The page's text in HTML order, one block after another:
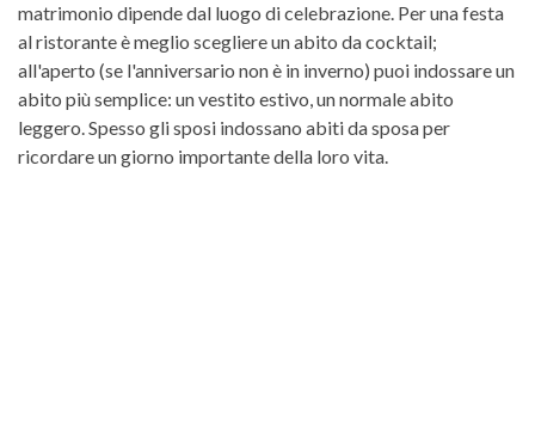
matrimonio dipende dal luogo di celebrazione. Per una festa
al ristorante è meglio scegliere un abito da cocktail;
all'aperto (se l'anniversario non è in inverno) puoi indossare un
abito più semplice: un vestito estivo, un normale abito
leggero. Spesso gli sposi indossano abiti da sposa per
ricordare un giorno importante della loro vita.